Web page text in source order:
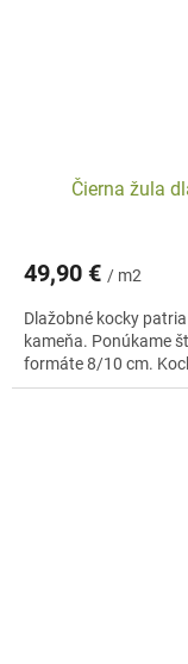
Čierna žula
49,90 € / m2
Dlažobné kocky
kameňa. Ponúkame
formáte 8/10 cm.